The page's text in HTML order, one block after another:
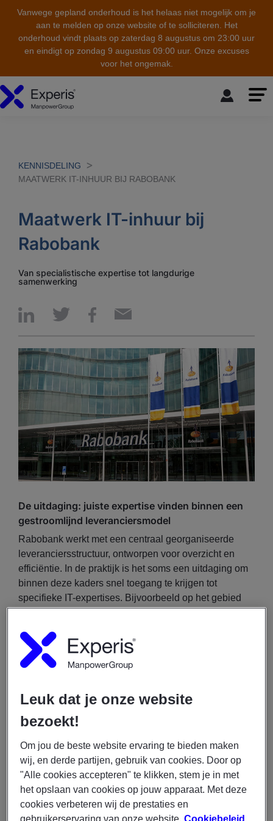
Vanwege gepland onderhoud is het helaas niet mogelijk om je
aan te melden op onze website of te solliciteren. Het
onderhoud vindt plaats op zaterdag 8 augustus om 23:00 uur
en eindigt op zondag 9 augustus 09:00 uur. Onze excuses
voor het ongemak.
skip to the main content
KENNISDELING
MAATWERK IT-INHUUR BIJ RABOBANK
Maatwerk IT-inhuur bij
Rabobank
Van specialistische expertise tot langdurige
samenwerking
De uitdaging: juiste expertise vinden binnen een
gestroomlijnd leveranciersmodel
Rabobank werkt met een centraal georganiseerde
leveranciersstructuur, ontworpen voor overzicht en
efficiëntie. In de praktijk is het soms een uitdaging om
binnen deze kaders snel toegang te krijgen tot
specifieke IT-expertises. Bijvoorbeeld op het gebied
De uitdaging: hoe waarborg je technische expertise,
kennisopbouw en teamfit binnen een organisatie waar
Rabobank zocht een partner die niet alleen snel kan
leveren, maar ook meedenkt in oplossingen, technisch
begrijpt zonder telkens opnieuw te hoeven beginnen
met kennisoverdracht.
De samenwerking: flexibele IT-inhuur met oog
voor inhoud en continuïteit
Leuk dat je onze website
bezoekt!
Om jou de beste website ervaring te bieden maken
wij, en derde partijen, gebruik van cookies. Door op
"Alle cookies accepteren" te klikken, stem je in met
het opslaan van cookies op jouw apparaat. Met deze
cookies verbeteren wij de prestaties en
gebruikerservaring van onze website.Cookiebeleid